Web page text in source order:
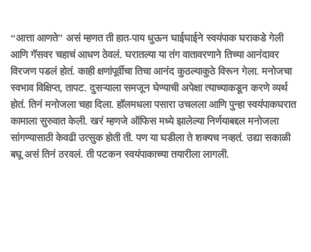
“आत्ता आणते” असं म्हणत ती हात-पाय धुऊन घाईघाईने स्वयंपाक घराकडे गेली
आणि गॅसवर चहाचं आधण ठेवलं. घरातल्या या तंग वातावरणाने तिच्या आनंदावर
विरजण पडलं होतं. काही क्षणांपूर्वीचा तिचा आनंद कुठल्याकुठे विरून गेला. मनोजचा
स्वभाव विक्षिप्त, तापट. दुसऱ्याला समजून घेण्याची अपेक्षा त्याच्याकडून करणे व्यर्थ
होतं. तिनं मनोजला चहा दिला. हॉलमधला पसारा उचलला आणि पुन्हा स्वयंपाकघरात
कामाला सुरुवात केली. खरं म्हणजे ऑफिस मध्ये झालेल्या निर्णयाबद्दल मनोजला
सांगण्यासाठी केवढी उत्सुक होती ती. पण या घडीला ते शक्यच नव्हतं. उद्या सकाळी
बघू असं तिनं ठरवलं. ती पटकन स्वयंपाकाच्या तयारीला लागली.